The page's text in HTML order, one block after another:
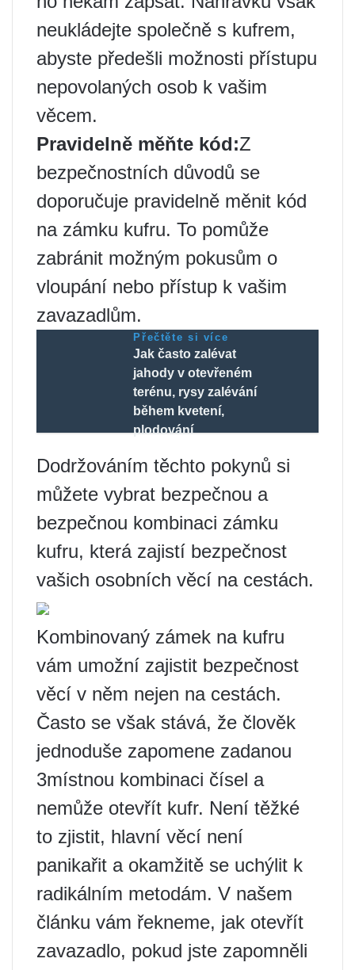
neukládejte společně s kufrem,
abyste předešli možnosti přístupu
nepovolaných osob k vašim
věcem.
Pravidelně měňte kód:Z
bezpečnostních důvodů se
doporučuje pravidelně měnit kód
na zámku kufru. To pomůže
zabránit možným pokusům o
vloupání nebo přístup k vašim
zavazadlům.
Přečtěte si více
Jak často zalévat
jahody v otevřeném
terénu, rysy zalévání
během kvetení,
plodování
Dodržováním těchto pokynů si
můžete vybrat bezpečnou a
bezpečnou kombinaci zámku
kufru, která zajistí bezpečnost
vašich osobních věcí na cestách.
Kombinovaný zámek na kufru
vám umožní zajistit bezpečnost
věcí v něm nejen na cestách.
Často se však stává, že člověk
jednoduše zapomene zadanou
3místnou kombinaci čísel a
nemůže otevřít kufr. Není těžké
to zjistit, hlavní věcí není
panikařit a okamžitě se uchýlit k
radikálním metodám. V našem
článku vám řekneme, jak otevřít
zavazadlo, pokud jste zapomněli